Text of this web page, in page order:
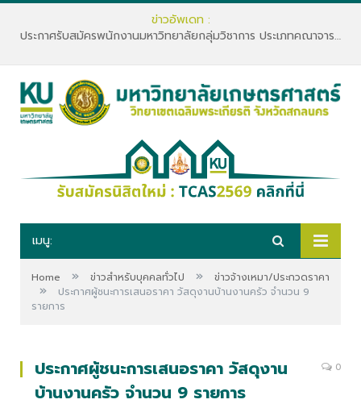
ข่าวอัพเดท :
ประกาศรับสมัครพนักงานมหาวิทยาลัยกลุ่มวิชาการ ประเภทคณาจารย์ประจำ คณะทรัพยากรธรรมชาติและอุตสาหกรรมเกษตร สังกัดภาควิชาเกษตรและทรัพยากร
เมนู:
Home » ข่าวสำหรับบุคคลทั่วไป » ข่าวจ้างเหมา/ประกวดราคา
»
ประกาศผู้ชนะการเสนอราคา วัสดุงานบ้านงานครัว จำนวน 9
รายการ
ประกาศผู้ชนะการเสนอราคา วัสดุงาน
บ้านงานครัว จำนวน 9 รายการ
0